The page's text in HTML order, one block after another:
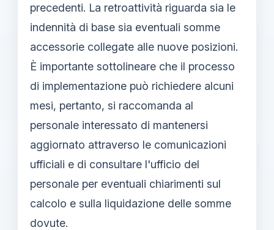
precedenti. La retroattività riguarda sia le
indennità di base sia eventuali somme
accessorie collegate alle nuove posizioni.
È importante sottolineare che il processo
di implementazione può richiedere alcuni
mesi, pertanto, si raccomanda al
personale interessato di mantenersi
aggiornato attraverso le comunicazioni
ufficiali e di consultare l'ufficio del
personale per eventuali chiarimenti sul
calcolo e sulla liquidazione delle somme
dovute.